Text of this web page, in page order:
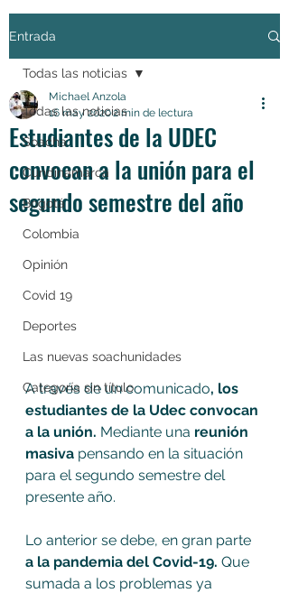
Entrada
Todas las noticias
Soacha
Cundinamarca
Bogotá
Colombia
Opinión
Covid 19
Deportes
Las nuevas soachunidades
Categoría sin título
Todas las noticias
Estudiantes de la UDEC
convocan a la unión para el
segundo semestre del año
Michael Anzola
16 may 20202 min de lectura
A través de un comunicado, los
estudiantes de la Udec convocan
a la unión. Mediante una reunión
masiva pensando en la situación
para el segundo semestre del
presente año.
Lo anterior se debe, en gran parte
a la pandemia del Covid-19. Que
sumada a los problemas ya